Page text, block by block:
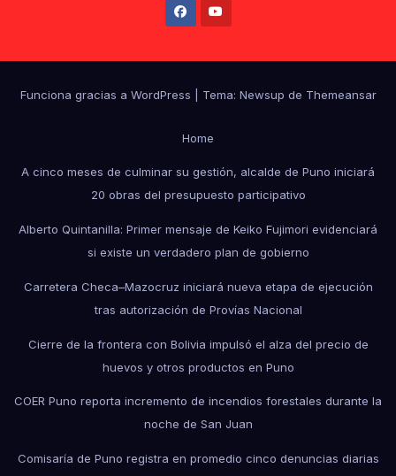
Funciona gracias a WordPress Tema: Newsup de Themeansar
Home
A cinco meses de culminar su gestión, alcalde de Puno iniciará
20 obras del presupuesto participativo
Alberto Quintanilla: Primer mensaje de Keiko Fujimori evidenciará
si existe un verdadero plan de gobierno
Carretera Checa–Mazocruz iniciará nueva etapa de ejecución
tras autorización de Provías Nacional
Cierre de la frontera con Bolivia impulsó el alza del precio de
huevos y otros productos en Puno
COER Puno reporta incremento de incendios forestales durante la
noche de San Juan
Comisaría de Puno registra en promedio cinco denuncias diarias